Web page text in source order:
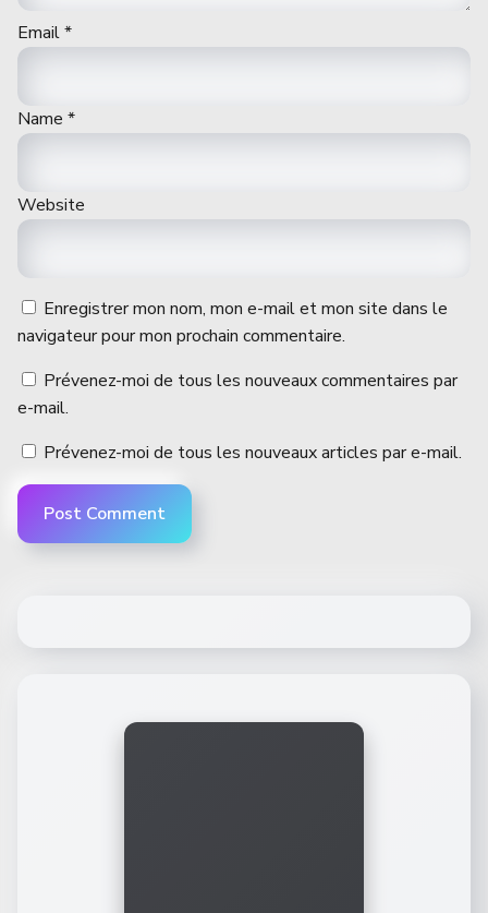
Email*
Name *
Website
Enregistrer mon nom, mon e-mail et mon site dans le
navigateur pour mon prochain commentaire.
Prévenez-moi de tous les nouveaux commentaires par
e-mail.
Prévenez-moi de tous les nouveaux articles par e-mail.